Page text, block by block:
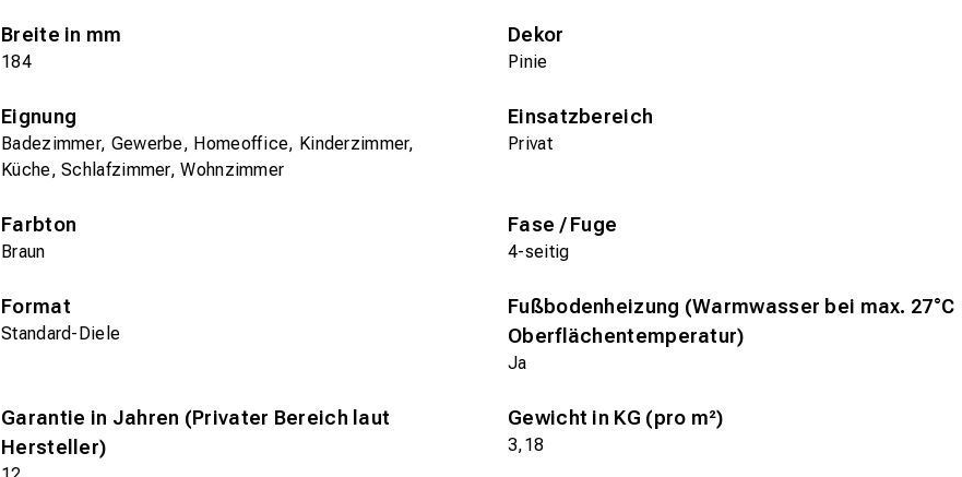
Breite in mm
184
Dekor
Pinie
Eignung
Badezimmer, Gewerbe, Homeoffice, Kinderzimmer,
Küche, Schlafzimmer, Wohnzimmer
Einsatzbereich
Privat
Farbton
Braun
Fase / Fuge
4-seitig
Format
Standard-Diele
Fußbodenheizung (Warmwasser bei max. 27°C
Oberflächentemperatur)
Ja
Garantie in Jahren (Privater Bereich laut
Hersteller)
Gewicht in KG (pro m²)
3,18